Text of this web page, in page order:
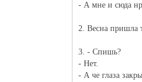
- А мне и сюда
2. Весна пришла
3. - Спишь?
- Нет.
- А че глаза